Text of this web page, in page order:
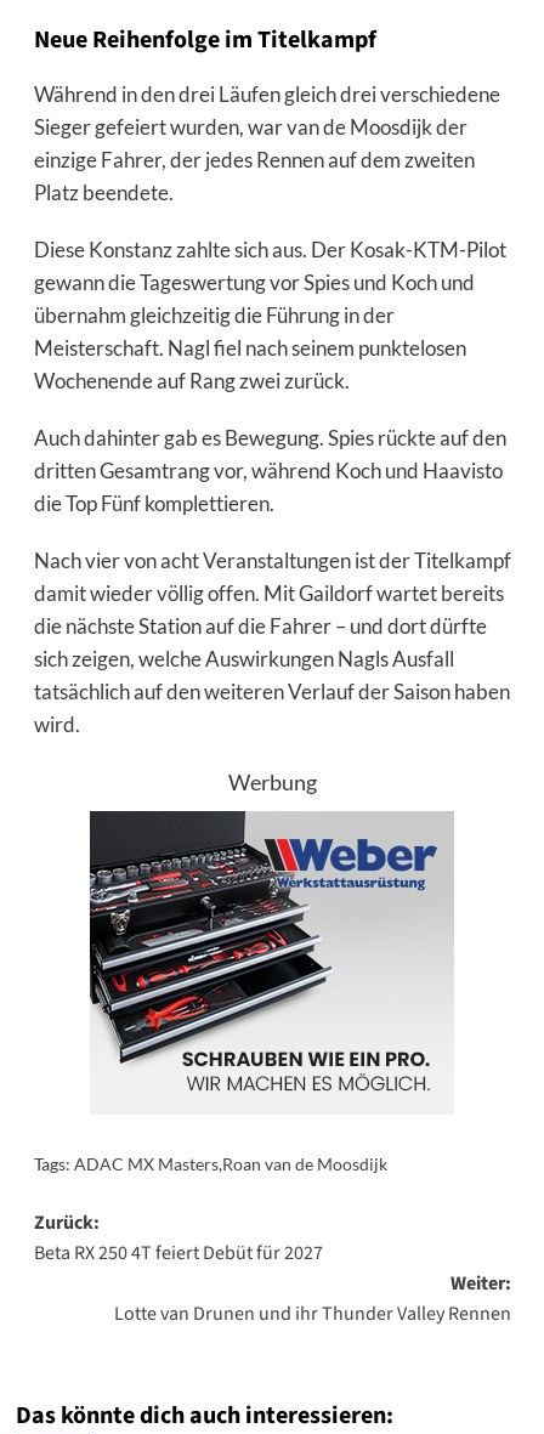
Neue Reihenfolge im Titelkampf
Während in den drei Läufen gleich drei verschiedene
Sieger gefeiert wurden, war van de Moosdijk der
einzige Fahrer, der jedes Rennen auf dem zweiten
Platz beendete.
Diese Konstanz zahlte sich aus. Der Kosak-KTM-Pilot
gewann die Tageswertung vor Spies und Koch und
übernahm gleichzeitig die Führung in der
Meisterschaft. Nagl fiel nach seinem punktelosen
Wochenende auf Rang zwei zurück.
Auch dahinter gab es Bewegung. Spies rückte auf den
dritten Gesamtrang vor, während Koch und Haavisto
die Top Fünf komplettieren.
Nach vier von acht Veranstaltungen ist der Titelkampf
damit wieder völlig offen. Mit Gaildorf wartet bereits
die nächste Station auf die Fahrer – und dort dürfte
sich zeigen, welche Auswirkungen Nagls Ausfall
tatsächlich auf den weiteren Verlauf der Saison haben
wird.
Werbung
Tags: ADAC MX Masters,Roan van de Moosdijk
Beitragsnavigation
Zurück:
Beta RX 250 4T feiert Debüt für 2027
Weiter:
Lotte van Drunen und ihr Thunder Valley Rennen
Das könnte dich auch interessieren: